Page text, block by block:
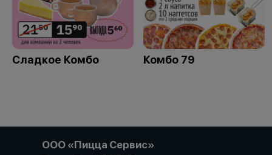
Сладкое Комбо Комбо 79
ООО «Пицца Сервис»